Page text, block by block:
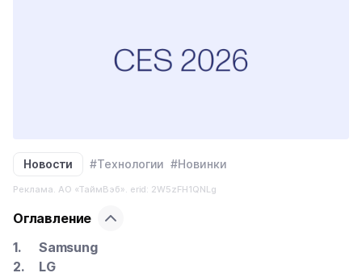
Новости #Технологии #Новинки
Реклама. АО «ТаймВэб». erid: 2W5zFH1QNLg
Оглавление
Samsung
LG